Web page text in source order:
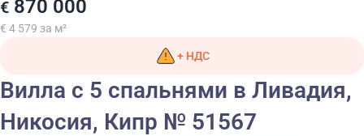
€ 870 000
€ 4 579 за м²
+ НДС
Вилла с 5 спальнями в Ливадия,
Никосия, Кипр № 51567